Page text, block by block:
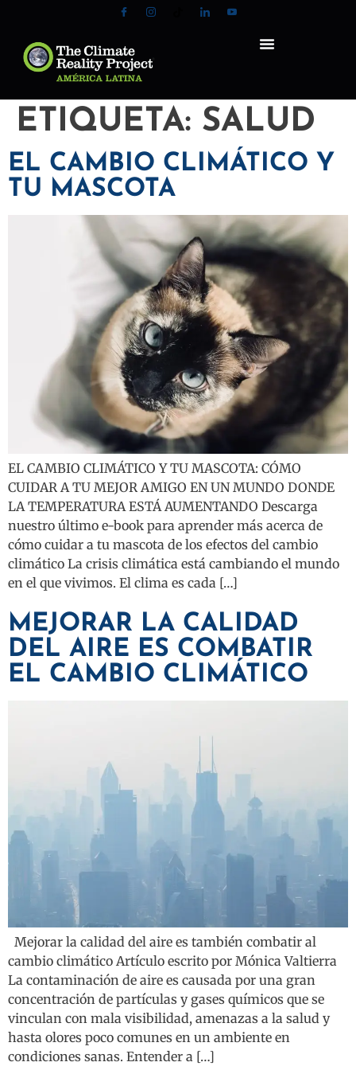
ETIQUETA: SALUD
EL CAMBIO CLIMÁTICO Y
TU MASCOTA
EL CAMBIO CLIMÁTICO Y TU MASCOTA: CÓMO
CUIDAR A TU MEJOR AMIGO EN UN MUNDO DONDE
LA TEMPERATURA ESTÁ AUMENTANDO Descarga
nuestro último e-book para aprender más acerca de
cómo cuidar a tu mascota de los efectos del cambio
climático La crisis climática está cambiando el mundo
en el que vivimos. El clima es cada […]
MEJORAR LA CALIDAD
DEL AIRE ES COMBATIR
EL CAMBIO CLIMÁTICO
Mejorar la calidad del aire es también combatir al
cambio climático Artículo escrito por Mónica Valtierra
La contaminación de aire es causada por una gran
concentración de partículas y gases químicos que se
vinculan con mala visibilidad, amenazas a la salud y
hasta olores poco comunes en un ambiente en
condiciones sanas. Entender a […]